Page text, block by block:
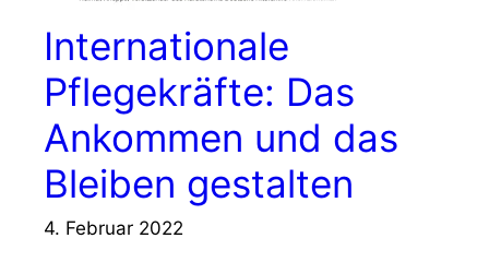
Internationale
Pflegekräfte: Das
Ankommen und das
Bleiben gestalten
4. Februar 2022